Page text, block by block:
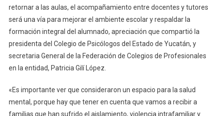
retornar a las aulas, el acompañamiento entre docentes y tutores
será una vía para mejorar el ambiente escolar y respaldar la
formación integral del alumnado, apreciación que compartió la
presidenta del Colegio de Psicólogos del Estado de Yucatán, y
secretaria General de la Federación de Colegios de Profesionales
en la entidad, Patricia Gilí López.
«Es importante ver que consideraron un espacio para la salud
mental, porque hay que tener en cuenta que vamos a recibir a
familias que han sufrido el aislamiento, violencia intrafamiliar y